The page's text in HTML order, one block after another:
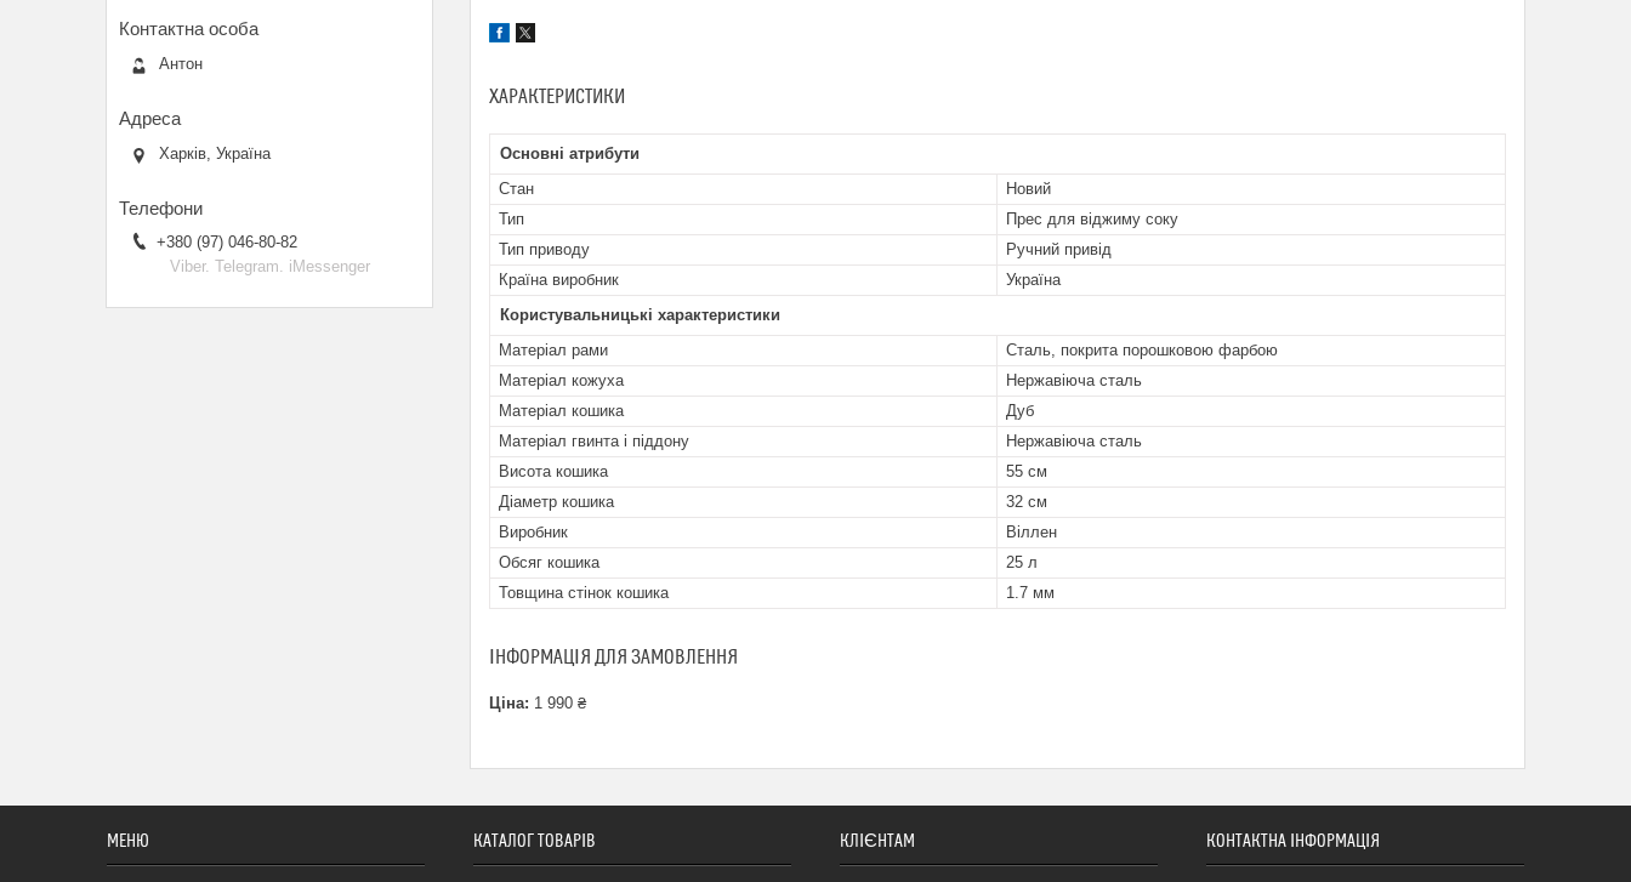
ХАРАКТЕРИСТИКИ
Основні атрибути
Стан
Новий
Тип
Прес для віджиму соку
Тип приводу
Ручний привід
Країна виробник
Україна
Користувальницькі характеристики
Матеріал рами
Сталь, покрита порошковою фарбою
Матеріал кожуха
Нержавіюча сталь
Матеріал кошика
Дуб
Матеріал гвинта і піддону
Нержавіюча сталь
Висота кошика
55 см
Діаметр кошика
32 см
Виробник
Віллен
Обсяг кошика
25 л
Товщина стінок кошика
1.7 мм
ІНФОРМАЦІЯ ДЛЯ ЗАМОВЛЕННЯ
Ціна: 1 990 ₴
Антон
Харків, Україна
+380 (97) 046-80-82
Viber. Telegram. iMessenger
МЕНЮ КАТАЛОГ ТОВАРІВ КЛІЄНТАМ КОНТАКТНА ІНФОРМАЦІЯ